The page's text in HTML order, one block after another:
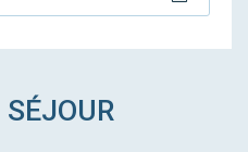
SÉJOUR